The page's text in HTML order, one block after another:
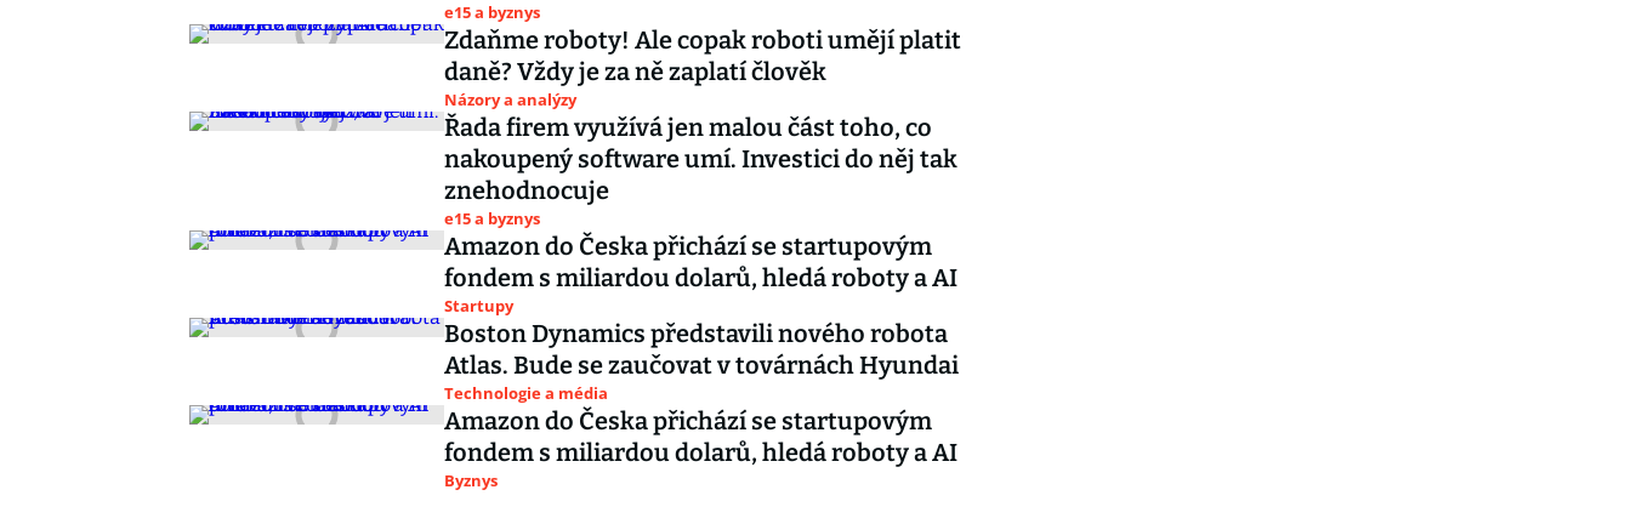
e15 a byznys
Zdaňme roboty! Ale copak roboti umějí platit
daně? Vždy je za ně zaplatí člověk
Názory a analýzy
Řada firem využívá jen malou část toho, co
nakoupený software umí. Investici do něj tak
znehodnocuje
e15 a byznys
Amazon do Česka přichází se startupovým
fondem s miliardou dolarů, hledá roboty a AI
Startupy
Boston Dynamics představili nového robota
Atlas. Bude se zaučovat v továrnách Hyundai
Technologie a média
Amazon do Česka přichází se startupovým
fondem s miliardou dolarů, hledá roboty a AI
Byznys